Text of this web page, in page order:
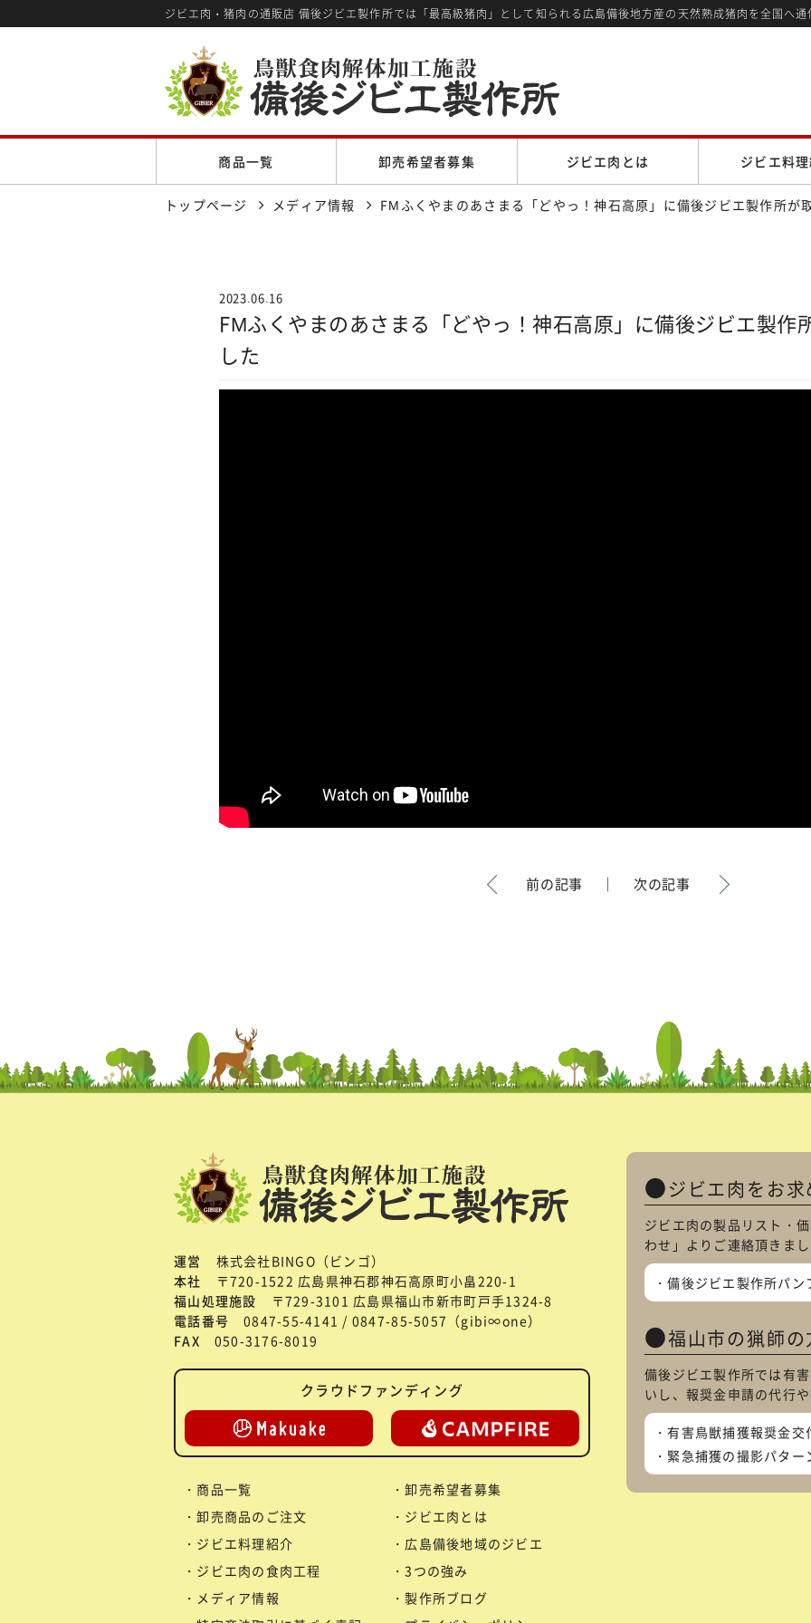
ジビエ肉・猪肉の通販店 備後ジビエ製作所では「最高級猪肉」として知られる広島備後地方産の天然熟成猪肉を全国へ
商品一覧 卸売希望者募集 ジビエ肉とは ジビエ料
トップページ メディア情報 FMふくやまのあさまる「どやっ！神石高原」に備後ジビエ製作所が
2023.06.16
FMふくやまのあさまる「どやっ！神石高原」に備後ジビエ製作
した
前の記事 ｜ 次の記事
運営
株式会社BINGO（ビンゴ）
本社
〒720-1522 広島県神石郡神石高原町小畠220-1
福山処理施設
〒729-3101 広島県福山市新市町戸手1324-8
電話番号
0847-55-4141 / 0847-85-5057（gibi∞one）
FAX
050-3176-8019
クラウドファンディング
商品一覧
卸売希望者募集
卸売商品のご注文
ジビエ肉とは
ジビエ料理紹介
広島備後地域のジビエ
ジビエ肉の食肉工程
3つの強み
メディア情報
製作所ブログ
ジビエ肉をお
ジビエ肉の製品リスト・
わせ 」よりご連絡頂きま
備後ジビエ製作所パン
福山市の猟師
備後ジビエ製作所では有
いし、報奨金申請の代行
有害鳥獣捕獲報奨金
緊急捕獲の撮影パター